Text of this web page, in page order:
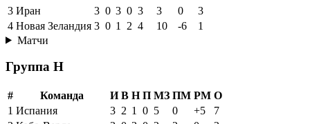
3 Иран 3 0 3 0 3 3 0
3
4 Новая Зеландия 3 0 1 2 4 10 -6
1
Матчи
Группа H
# Команда И В Н П МЗ ПМ РМ О
1 Испания 3 2 1 0 5 0 +5
7